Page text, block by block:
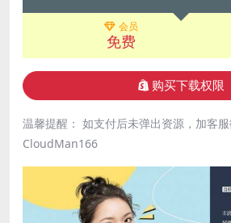
会员
免费
购买下载权限
温馨提醒： 如支付后未弹出资源，加客服
CloudMan166